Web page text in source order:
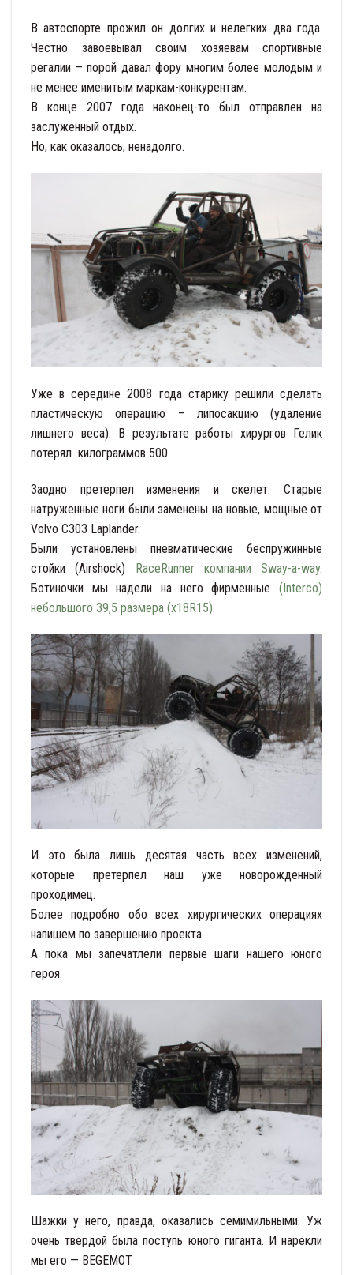
В автоспорте прожил он долгих и нелегких два года.
Честно завоевывал своим хозяевам спортивные
регалии – порой давал фору многим более молодым и
не менее именитым маркам-конкурентам.
В конце 2007 года наконец-то был отправлен на
заслуженный отдых.
Но, как оказалось, ненадолго.
Уже в середине 2008 года старику решили сделать
пластическую операцию – липосакцию (удаление
лишнего веса). В результате работы хирургов Гелик
потерял килограммов 500.
Заодно претерпел изменения и скелет. Старые
натруженные ноги были заменены на новые, мощные от
Volvo C303 Laplander.
Были установлены пневматические беспружинные
стойки (Airshock) RaceRunner компании Sway-a-way.
Ботиночки мы надели на него фирменные (Interco)
небольшого 39,5 размера (х18R15).
И это была лишь десятая часть всех изменений,
которые претерпел наш уже новорожденный
проходимец.
Более подробно обо всех хирургических операциях
напишем по завершению проекта.
А пока мы запечатлели первые шаги нашего юного
героя.
Шажки у него, правда, оказались семимильными. Уж
очень твердой была поступь юного гиганта. И нарекли
мы его — BEGEMOT.